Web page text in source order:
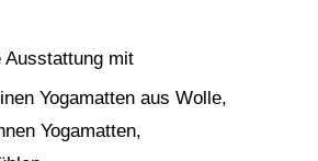
Ausstattung mit
Yogamatten aus Wolle,
Yogamatten,